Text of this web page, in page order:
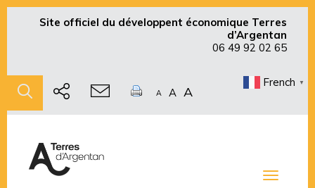
Site officiel du développent économique Terres
d’Argentan
06 49 92 02 65
A A A
French ▼
Toggle